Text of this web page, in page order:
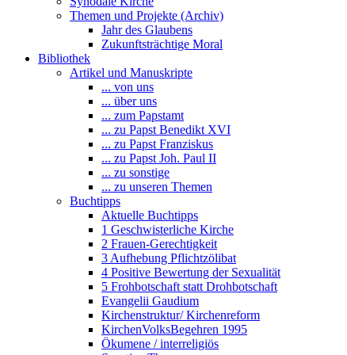
Themen und Projekte (Archiv)
Jahr des Glaubens
Zukunftsträchtige Moral
Bibliothek
Artikel und Manuskripte
... von uns
... über uns
... zum Papstamt
... zu Papst Benedikt XVI
... zu Papst Franziskus
... zu Papst Joh. Paul II
... zu sonstige
... zu unseren Themen
Buchtipps
Aktuelle Buchtipps
1 Geschwisterliche Kirche
2 Frauen-Gerechtigkeit
3 Aufhebung Pflichtzölibat
4 Positive Bewertung der Sexualität
5 Frohbotschaft statt Drohbotschaft
Evangelii Gaudium
Kirchenstruktur/ Kirchenreform
KirchenVolksBegehren 1995
Ökumene / interreligiös